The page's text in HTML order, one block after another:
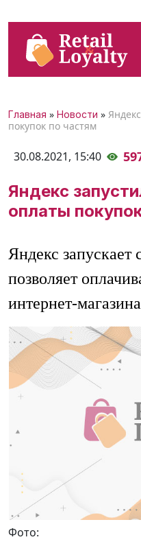
Главная » Новости »
покупок по частям
30.08.2021, 15:40
Яндекс
оплаты
Яндекс запускает
позволяет
интернет-
Фото: